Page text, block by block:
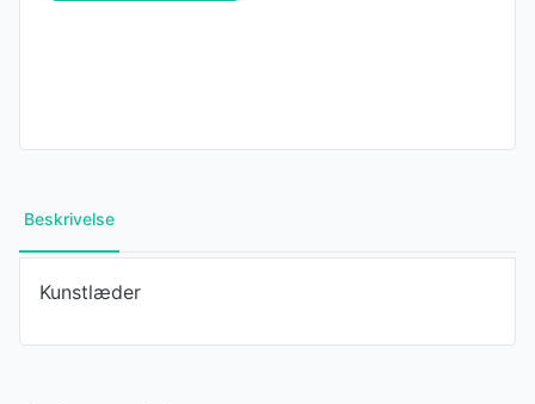
Beskrivelse
Kunstlæder